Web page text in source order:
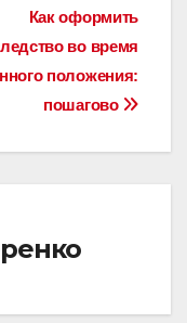
Как оформить
во время
положения:
пошагово